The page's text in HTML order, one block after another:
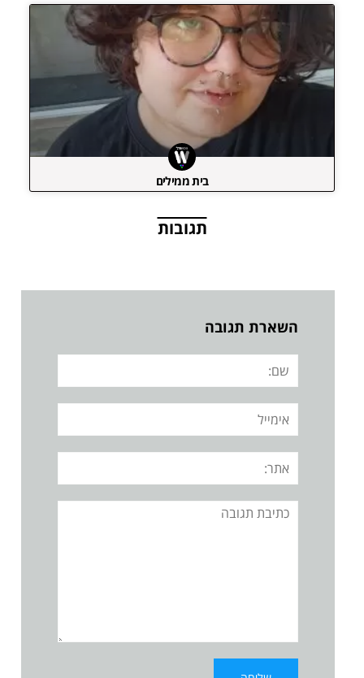
בית ממילים
תגובות
השארת תגובה
שם:
אימייל
אתר:
תגובה